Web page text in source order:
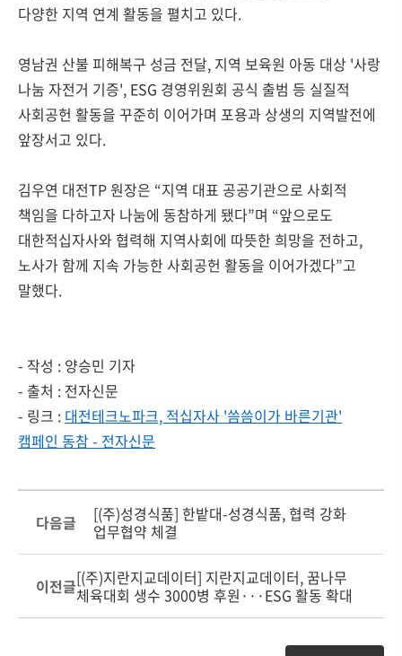
다양한 지역 연계 활동을 펼치고 있다.
영남권 산불 피해복구 성금 전달, 지역 보육원 아동 대상 '사랑
나눔 자전거 기증', ESG 경영위원회 공식 출범 등 실질적
사회공헌 활동을 꾸준히 이어가며 포용과 상생의 지역발전에
앞장서고 있다.
김우연 대전TP 원장은 “지역 대표 공공기관으로 사회적
책임을 다하고자 나눔에 동참하게 됐다”며 “앞으로도
대한적십자사와 협력해 지역사회에 따뜻한 희망을 전하고,
노사가 함께 지속 가능한 사회공헌 활동을 이어가겠다”고
말했다.
- 작성 : 양승민 기자
- 출처 : 전자신문
- 링크 : 대전테크노파크, 적십자사 '씀씀이가 바른기관'
캠페인 동참 - 전자신문
다음글
[(주)성경식품] 한밭대-성경식품, 협력 강화
업무협약 체결
이전글[(주)지란지교데이터] 지란지교데이터, 꿈나무
체육대회 생수 3000병 후원···ESG 활동 확대